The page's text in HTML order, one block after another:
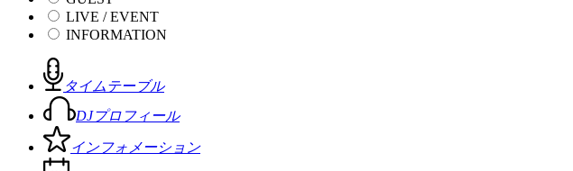
LIVE / EVENT
INFORMATION
タイムテーブル
DJプロフィール
インフォメーション